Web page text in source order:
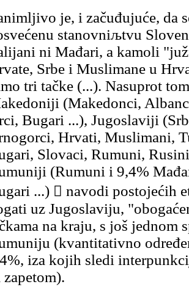
je, i začuđujuće, da
stanovniљtvu
ni Mađari, a kamoli
Srbe i Muslimane u
tri tačke (...). Nasuprot
(Makedonci,
Bugari ...), Jugoslaviji
Hrvati, Muslimani,
Slovaci, Rumuni,
(Rumuni i 9,4%
...)  navodi postojećih
uz Jugoslaviju,
na kraju, s još jednom
(kvantitativno
iza kojih sledi
zapetom).